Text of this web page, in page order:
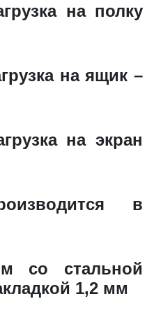
155
0.5 кг
на полку
на ящик –
на экран
в
со стальной
1,2 мм